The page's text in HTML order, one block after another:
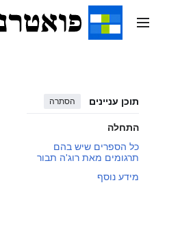
תפריט ראשי
תוכן עניינים הסתרה
התחלה
כל הספרים שיש בהם
תרגומים מאת רוג'ה תבור
מידע נוסף